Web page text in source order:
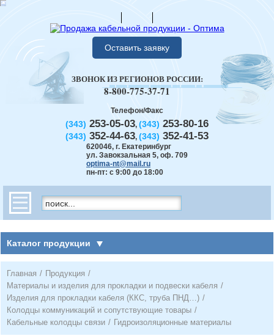
Оставить заявку
Телефон/Факс
(343) 253-05-03, (343) 253-80-16
(343) 352-44-63, (343) 352-41-53
620046, г. Екатеринбург
ул. Завокзальная 5, оф. 709
optima-nt@mail.ru
пн-пт: с 9:00 до 18:00
ЗВОНОК ИЗ РЕГИОНОВ РОССИИ:
8-800-775-37-71
Каталог продукции
Главная / Продукция /
Материалы и изделия для прокладки и подвески кабеля /
Изделия для прокладки кабеля (ККС, труба ПНД…) /
Колодцы коммуникаций и сопутствующие товары /
Кабельные колодцы связи / Гидроизоляционные материалы